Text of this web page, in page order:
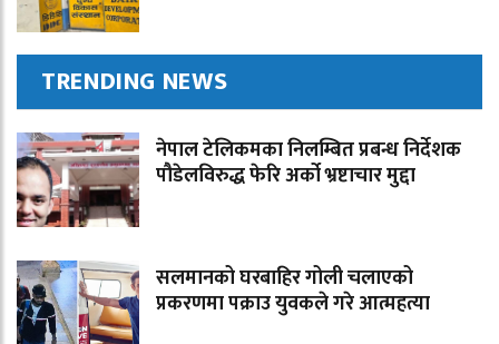
TRENDING NEWS
नेपाल टेलिकमका निलम्बित प्रबन्ध निर्देशक
पौडेलविरुद्ध फेरि अर्को भ्रष्टाचार मुद्दा
सलमानको घरबाहिर गोली चलाएको
प्रकरणमा पक्राउ युवकले गरे आत्महत्या